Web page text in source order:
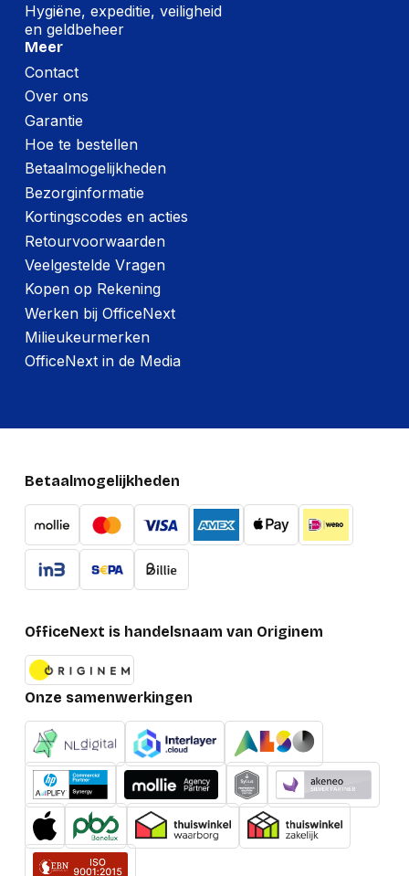
Hygiëne, expeditie, veiligheid
en geldbeheer
Meer
Contact
Over ons
Garantie
Hoe te bestellen
Betaalmogelijkheden
Bezorginformatie
Kortingscodes en acties
Retourvoorwaarden
Veelgestelde Vragen
Kopen op Rekening
Werken bij OfficeNext
Milieukeurmerken
OfficeNext in de Media
Betaalmogelijkheden
OfficeNext is handelsnaam van Originem
Onze samenwerkingen